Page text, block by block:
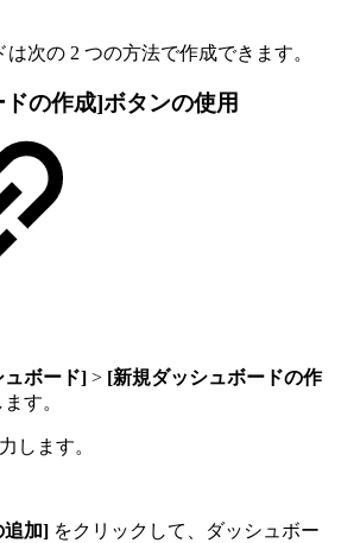
次の 2 つの方法で作成できます。
の作成]ボタンの使用
ュボード] > [新規ダッシュボードの作
す。
します。
追加] をクリックして、ダッシュボー